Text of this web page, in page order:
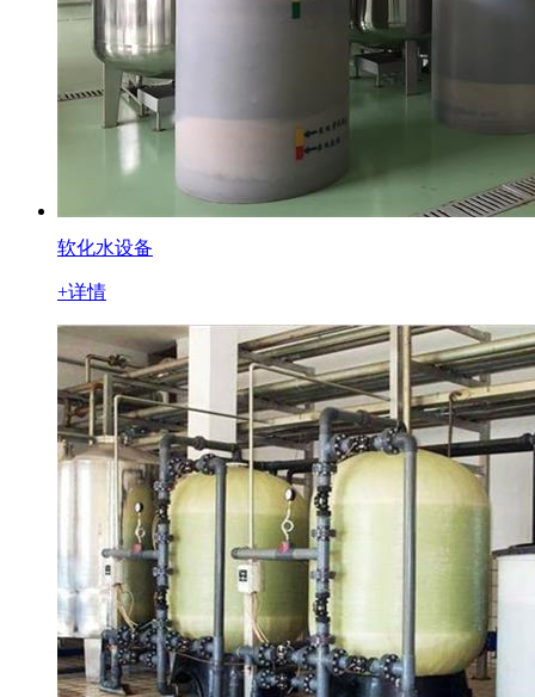
软化水设备
+详情